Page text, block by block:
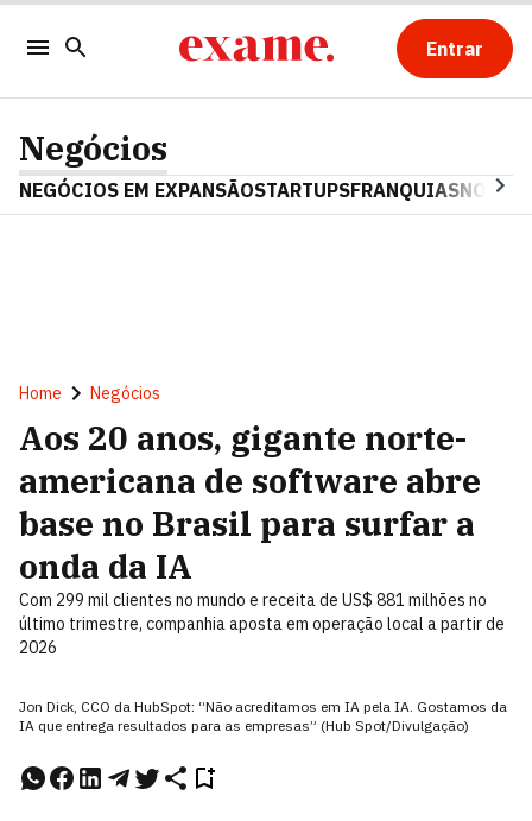
Entrar
Negócios
NEGÓCIOS EM EXPANSÃOSTARTUPSFRANQUIAS
Home Negócios
Aos 20 anos, gigante norte-
americana de software abre
base no Brasil para surfar a
onda da IA
Com 299 mil clientes no mundo e receita de US$ 881 milhões no
último trimestre, companhia aposta em operação local a partir de
2026
Jon Dick, CCO da HubSpot: “Não acreditamos em IA pela IA. Gostamos da
IA que entrega resultados para as empresas” (Hub Spot/Divulgação)